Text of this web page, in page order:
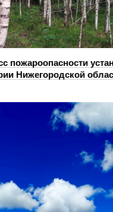
пожароопасности
Нижегородской